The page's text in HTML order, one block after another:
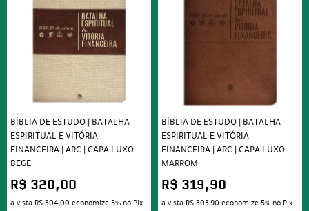
BÍBLIA DE ESTUDO | BATALHA
ESPIRITUAL E VITÓRIA
FINANCEIRA | ARC | CAPA LUXO
BEGE
R$ 320,00
à vista R$ 304,00 economize 5% no Pix
BÍBLIA DE ESTUDO | BATALHA
ESPIRITUAL E VITÓRIA
FINANCEIRA | ARC | CAPA LUXO
MARROM
R$ 319,90
à vista R$ 303,90 economize 5% no Pix